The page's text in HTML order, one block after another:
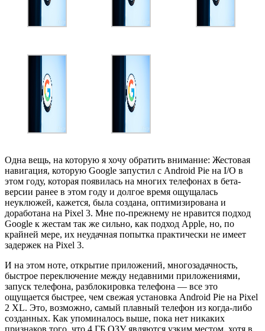
Одна вещь, на которую я хочу обратить внимание: Жестовая
навигация, которую Google запустил с Android Pie на I/O в
этом году, которая появилась на многих телефонах в бета-
версии ранее в этом году и долгое время ощущалась
неуклюжей, кажется, была создана, оптимизирована и
доработана на Pixel 3. Мне по-прежнему не нравится подход
Google к жестам так же сильно, как подход Apple, но, по
крайней мере, их неудачная попытка практически не имеет
задержек на Pixel 3.
И на этом ноте, открытие приложений, многозадачность,
быстрое переключение между недавними приложениями,
запуск телефона, разблокировка телефона — все это
ощущается быстрее, чем свежая установка Android Pie на Pixel
2 XL. Это, возможно, самый плавный телефон из когда-либо
созданных. Как упоминалось выше, пока нет никаких
признаков того, что 4 ГБ ОЗУ являются узким местом, хотя в